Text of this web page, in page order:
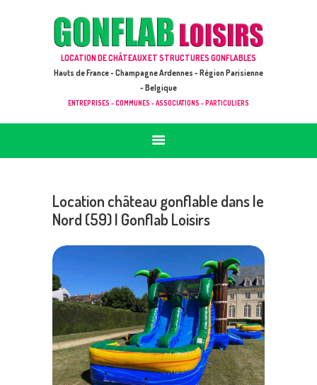
LOCATION DE CHÂTEAUX ET STRUCTURES GONFLABLES
Hauts de France - Champagne Ardennes - Région Parisienne
- Belgique
ENTREPRISES - COMMUNES - ASSOCIATIONS - PARTICULIERS
GONFLAB LOISIRS
ACCUEIL
JEUX À LOUER & PRESTATIONS
CATALOGUE / TARIF
DEMANDE DE DEVIS (SOUS 24H)
Location château gonflable dans le
Nord (59) | Gonflab Loisirs